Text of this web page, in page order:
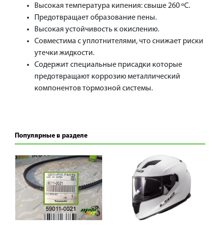
Высокая температура кипения: свыше 260 ºС.
Предотвращает образование пены.
Высокая устойчивость к окислению.
Совместима с уплотнителями, что снижает риски
утечки жидкости.
Содержит специальные присадки которые
предотвращают коррозию металлический
компонентов тормозной системы.
Популярные в разделе